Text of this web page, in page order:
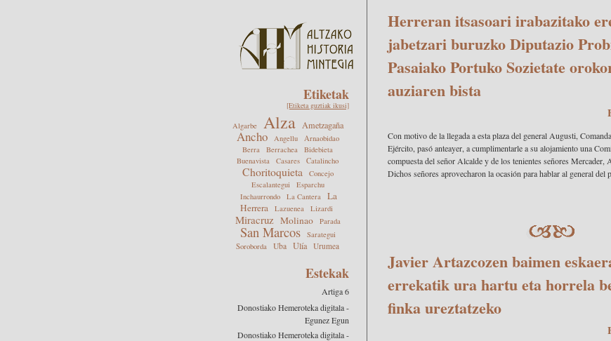
Herreran itsasoari irabazitako
jabetzari buruzko Diputazio
Pasaiako Portuko Sozietate
auziaren bista
Con motivo de la llegada a esta plaza del general Augusti,
Ejército, pasó anteayer, a cumplimentarle a su alojamiento una
compuesta del señor Alcalde y de los tenientes señores Mercader,
Dichos señores aprovecharon la ocasión para hablar al general del
Javier Artazcozen baimen
errekatik ura hartu eta horrela
finka ureztatzeko
Etiketak
[Etiketa guztiak ikusi]
Algarbe Alza Ametzagaña
Ancho Angellu
Arnaobidao
Berra
Berrachea
Bidebieta
Buenavista
Casares Catalincho
Choritoquieta
Concejo
Escalantegui
Esparchu
Inchaurrondo
La Cantera
La
Herrera
Lazuenea Lizardi
Miracruz Molinao Parada
San Marcos
Sarategui
Soroborda
Uba Ulía Urumea
Estekak
Artiga 6
Donostiako Hemeroteka digitala -
Egunez Egun
Donostiako Hemeroteka digitala -